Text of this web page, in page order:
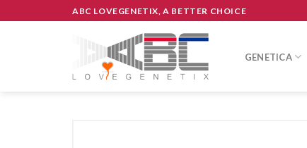
to
ABC LOVEGENETIX, A BETTER CHOICE
GENETICA